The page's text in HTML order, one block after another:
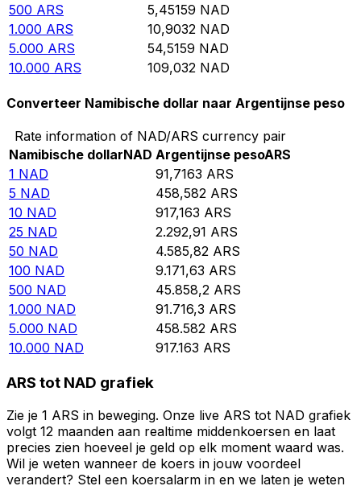
500 ARS 5,45159 NAD
1.000 ARS 10,9032 NAD
5.000 ARS 54,5159 NAD
10.000 ARS 109,032 NAD
Converteer Namibische dollar naar Argentijnse peso
Rate information of NAD/ARS currency pair
Namibische dollarNAD Argentijnse pesoARS
1 NAD 91,7163 ARS
5 NAD 458,582 ARS
10 NAD 917,163 ARS
25 NAD 2.292,91 ARS
50 NAD 4.585,82 ARS
100 NAD 9.171,63 ARS
500 NAD 45.858,2 ARS
1.000 NAD 91.716,3 ARS
5.000 NAD 458.582 ARS
10.000 NAD 917.163 ARS
ARS tot NAD grafiek
Zie je 1 ARS in beweging. Onze live ARS tot NAD grafiek
volgt 12 maanden aan realtime middenkoersen en laat
precies zien hoeveel je geld op elk moment waard was.
Wil je weten wanneer de koers in jouw voordeel
verandert? Stel een koersalarm in en we laten je weten